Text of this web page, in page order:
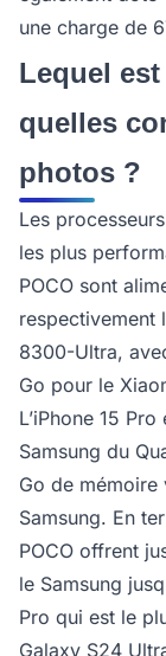
une charge de
Lequel
quelles
photos ?
Les
les plus
POCO sont
respectivement
8300-Ultra,
Go pour le
L’iPhone 15
Samsung du
Go de mémoire
Samsung. En
POCO offrent
le Samsung
Pro qui est le
Galaxy S24